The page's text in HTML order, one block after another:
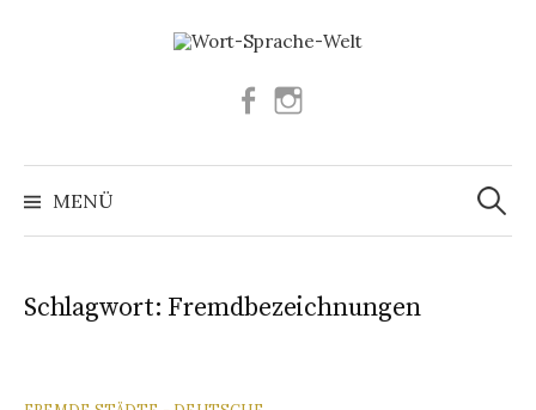
Facebook
MENÜ
Suchen
nach:
Schlagwort: Fremdbezeichnungen